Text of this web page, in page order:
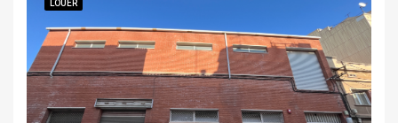
LOUER